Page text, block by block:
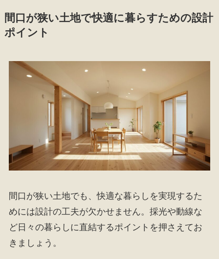
間口が狭い土地で快適に暮らすための設計
ポイント
間口が狭い土地でも、快適な暮らしを実現するた
めには設計の工夫が欠かせません。採光や動線な
ど日々の暮らしに直結するポイントを押さえてお
きましょう。